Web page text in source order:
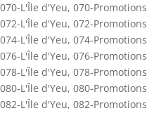
070-L'Île d'Yeu, 070-Promotions
072-L'Île d'Yeu, 072-Promotions
074-L'Île d'Yeu, 074-Promotions
076-L'Île d'Yeu, 076-Promotions
078-L'Île d'Yeu, 078-Promotions
080-L'Île d'Yeu, 080-Promotions
082-L'Île d'Yeu, 082-Promotions